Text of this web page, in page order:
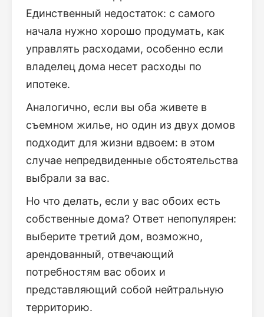
Единственный недостаток: с самого
начала нужно хорошо продумать, как
управлять расходами, особенно если
владелец дома несет расходы по
ипотеке.
Аналогично, если вы оба живете в
съемном жилье, но один из двух домов
подходит для жизни вдвоем: в этом
случае непредвиденные обстоятельства
выбрали за вас.
Но что делать, если у вас обоих есть
собственные дома? Ответ непопулярен:
выберите третий дом, возможно,
арендованный, отвечающий
потребностям вас обоих и
представляющий собой нейтральную
территорию.